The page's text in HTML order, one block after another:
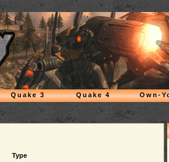
Own-
Quake 4
Quake 3
Type